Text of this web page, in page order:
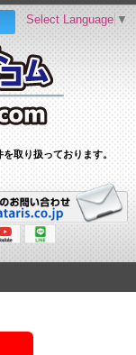
取り扱っております。
Select Language ▼